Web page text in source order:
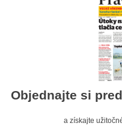
Objednajte si
a získajte